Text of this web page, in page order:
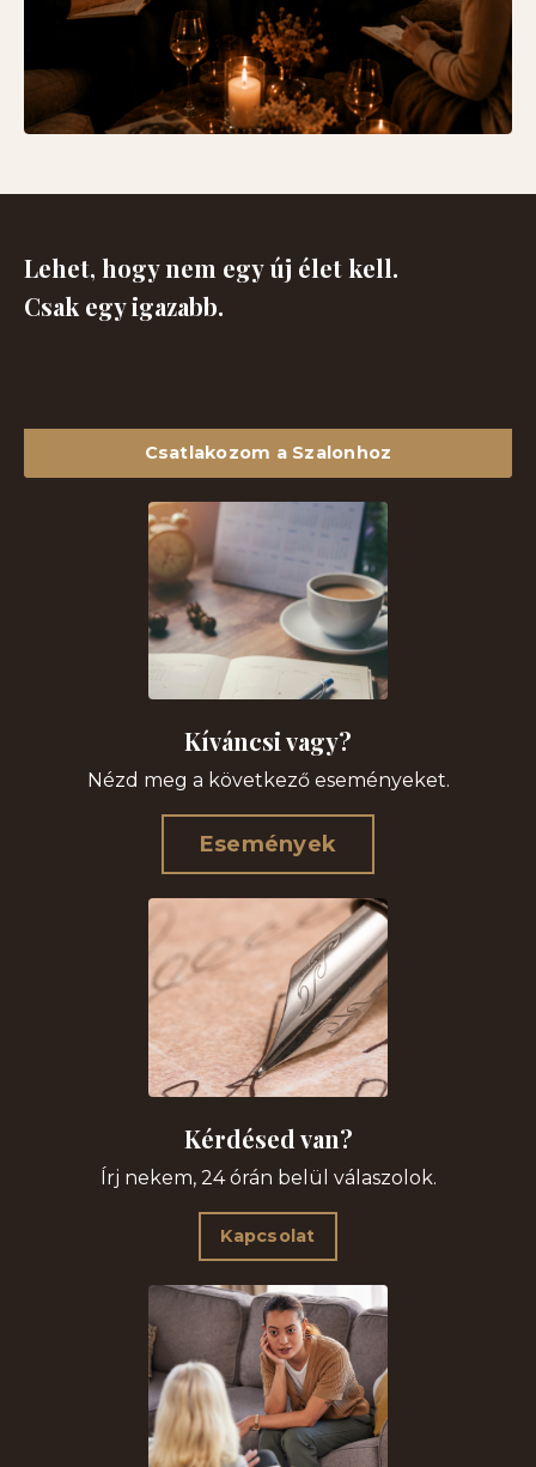
Lehet, hogy nem egy új élet kell.
Csak egy igazabb.
Csatlakozom a Szalonhoz
Kíváncsi vagy?
Nézd meg a következő eseményeket.
Események
Kérdésed van?
Írj nekem, 24 órán belül válaszolok.
Kapcsolat